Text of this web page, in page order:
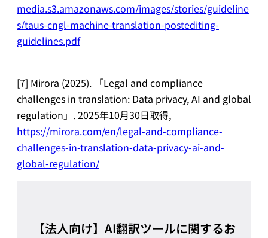
media.s3.amazonaws.com/images/stories/guideline
s/taus-cngl-machine-translation-postediting-
guidelines.pdf
[7] Mirora (2025). 「Legal and compliance
challenges in translation: Data privacy, AI and global
regulation」. 2025年10月30日取得,
https://mirora.com/en/legal-and-compliance-
challenges-in-translation-data-privacy-ai-and-
global-regulation/
【法人向け】AI翻訳ツールに関するお